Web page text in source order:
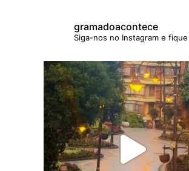
gramadoacontece
Siga-nos no Instagram e